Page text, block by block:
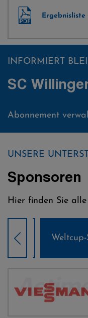
Ergebnisliste
INFORMIERT
SC
Abonnement
UNSERE
Sponsoren
Hier finden Sie alle
Weltcup-